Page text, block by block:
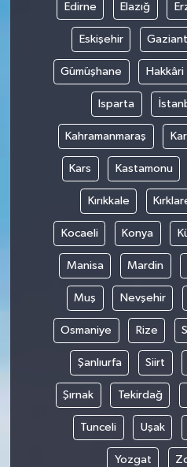
Edirne Elazığ
Eskişehir
Gümüşhane Hakkâri
Isparta
Kahramanmaraş
Kars Kastamonu
Kırıkkale
Kocaeli Konya
Manisa Mardin
Muş Nevşehir
Osmaniye Rize
Şanlıurfa Siirt
Şırnak Tekirdağ
Tunceli Uşak
Yozgat